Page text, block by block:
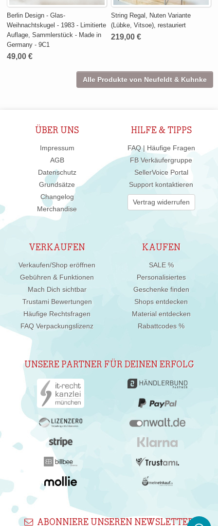
Berlin Design - Glas-
Weihnachtskugel - 1983 - Limitierte
Auflage, Sammlerstück - Made in
Germany - 9C1
49,00 €
String Regal, Nuten Variante
(Lübke, Vitsoe), restauriert
219,00 €
Alle Produkte von Neufeldt & Kuhnke
ÜBER UNS
Impressum
AGB
Datenschutz
Grundsätze
Changelog
Merchandise
HILFE & TIPPS
FAQ | Häufige Fragen
FB Verkäufergruppe
SellerVoice Portal
Support kontaktieren
Vertrag widerrufen
VERKAUFEN
Verkaufen/Shop eröffnen
Gebühren & Funktionen
Mach Dich sichtbar
Trustami Bewertungen
Häufige Rechtsfragen
FAQ Verpackungslizenz
KAUFEN
SALE %
Personalisiertes
Geschenke finden
Shops entdecken
Material entdecken
Rabattcodes %
UNSERE PARTNER FÜR DEINEN ERFOLG
ABONNIERE UNSEREN NEWSLETTER